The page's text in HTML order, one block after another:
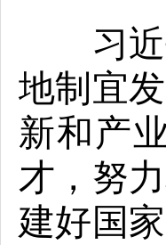
习近平
地制宜
新和产
才，努
建好国